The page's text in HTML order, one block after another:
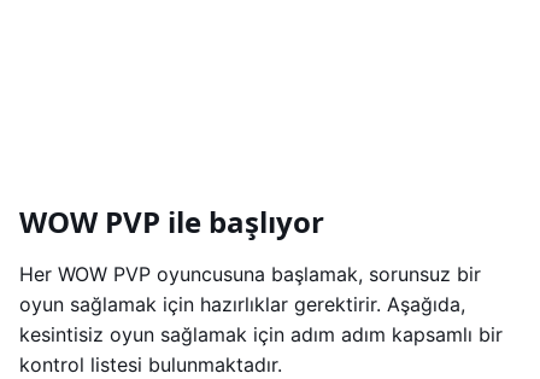
WOW PVP ile başlıyor
Her WOW PVP oyuncusuna başlamak, sorunsuz bir
oyun sağlamak için hazırlıklar gerektirir. Aşağıda,
kesintisiz oyun sağlamak için adım adım kapsamlı bir
kontrol listesi bulunmaktadır.